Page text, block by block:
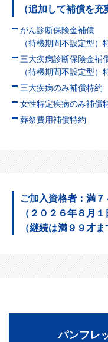
（追加して補償を充
がん診断保険金補償
（待機期間不設定型）
三大疾病診断保険金補
（待機期間不設定型）
三大疾病のみ補償特約
女性特定疾病のみ補償
葬祭費用補償特約
ご加入資格者：満７
（２０２６年８月
（継続は満９９才ま
パンフレ